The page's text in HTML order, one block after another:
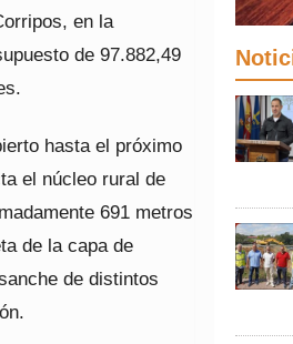
en la
de 97.882,49
hasta el próximo
el núcleo rural de
691 metros
de la capa de
de distintos